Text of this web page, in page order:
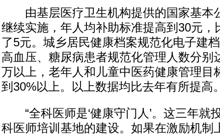
由基层医疗卫生机构提供的国家基本
继续实施，年人均补助标准提高到30元，
了5元。城乡居民健康档案规范化电子建
高血压、糖尿病患者规范化管理人数分别
万以上，老年人和儿童中医药健康管理目
到30%以上。以上数据均比去年有所提高
“全科医师是‘健康守门人’。这三年就
科医师培训基地的建设。如果在激励机制